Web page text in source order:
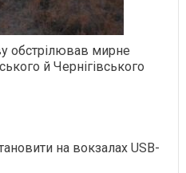
обстрілював мирне
й Чернігівського
на вокзалах USB-